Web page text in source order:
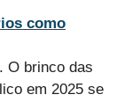
como
O brinco das
em 2025 se